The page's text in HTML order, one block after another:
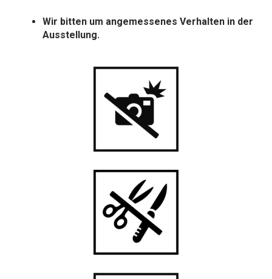
Wir bitten um angemessenes Verhalten in der
Ausstellung.